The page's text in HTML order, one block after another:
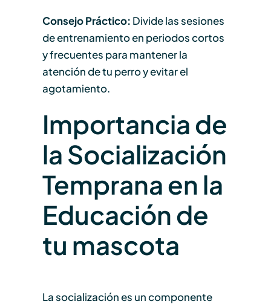
Consejo Práctico: Divide las sesiones
de entrenamiento en periodos cortos
y frecuentes para mantener la
atención de tu perro y evitar el
agotamiento.
Importancia de
la Socialización
Temprana en la
Educación de
tu mascota
La socialización es un componente